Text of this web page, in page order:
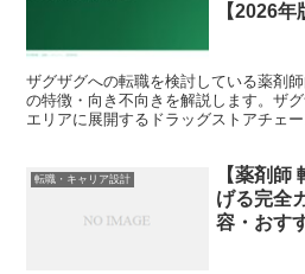
【2026年
ザグザグへの転職を検討している薬剤
の特徴・向き不向きを解説します。ザ
エリアに展開するドラッグストアチェ
転職・キャリア設計
【薬剤師
げる完全
容・おす